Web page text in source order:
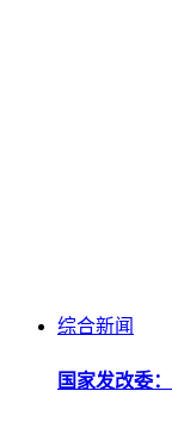
综合新闻
国家发改委